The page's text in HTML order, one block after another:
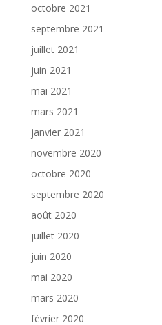
octobre 2021
septembre 2021
juillet 2021
juin 2021
mai 2021
mars 2021
janvier 2021
novembre 2020
octobre 2020
septembre 2020
août 2020
juillet 2020
juin 2020
mai 2020
mars 2020
février 2020